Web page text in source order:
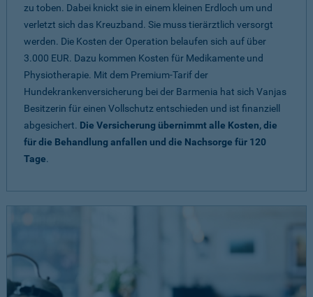
zu toben. Dabei knickt sie in einem kleinen Erdloch um und
verletzt sich das Kreuzband. Sie muss tierärztlich versorgt
werden. Die Kosten der Operation belaufen sich auf über
3.000 EUR. Dazu kommen Kosten für Medikamente und
Physiotherapie. Mit dem Premium-Tarif der
Hundekrankenversicherung bei der Barmenia hat sich Vanjas
Besitzerin für einen Vollschutz entschieden und ist finanziell
abgesichert. Die Versicherung übernimmt alle Kosten, die
für die Behandlung anfallen und die Nachsorge für 120
Tage.